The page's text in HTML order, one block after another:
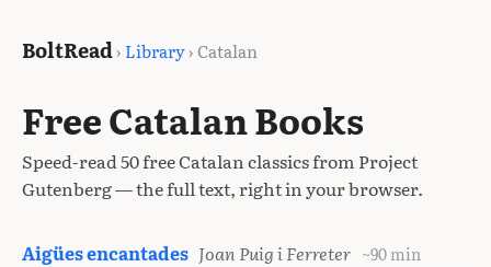
BoltRead› Library› Catalan
Free Catalan Books
Speed-read 50 free Catalan classics from Project
Gutenberg — the full text, right in your browser.
Aigües encantades Joan Puig i Ferreter ~90 min